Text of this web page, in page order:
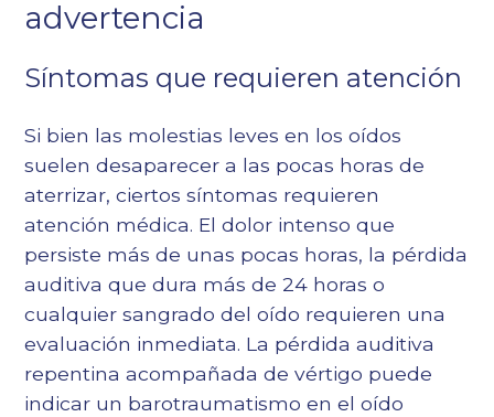
advertencia
Síntomas que requieren atención
Si bien las molestias leves en los oídos
suelen desaparecer a las pocas horas de
aterrizar, ciertos síntomas requieren
atención médica. El dolor intenso que
persiste más de unas pocas horas, la pérdida
auditiva que dura más de 24 horas o
cualquier sangrado del oído requieren una
evaluación inmediata. La pérdida auditiva
repentina acompañada de vértigo puede
indicar un barotraumatismo en el oído